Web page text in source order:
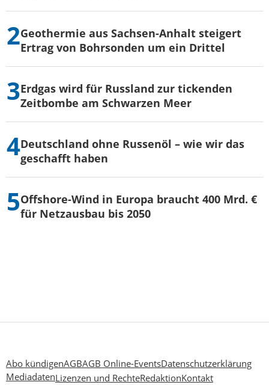
Geothermie aus Sachsen-Anhalt steigert
Ertrag von Bohrsonden um ein Drittel
Erdgas wird für Russland zur tickenden
Zeitbombe am Schwarzen Meer
Deutschland ohne Russenöl – wie wir das
geschafft haben
Offshore-Wind in Europa braucht 400 Mrd. €
für Netzausbau bis 2050
Abo kündigenAGBAGB Online-EventsDatenschutzerklärung
MediadatenLizenzen und RechteRedaktionKontakt